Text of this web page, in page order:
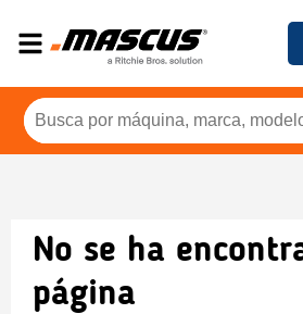
No se ha
página